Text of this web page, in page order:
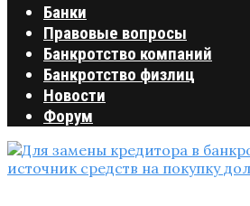
Банки
Правовые вопросы
Банкротство компаний
Банкротство физлиц
Новости
Форум